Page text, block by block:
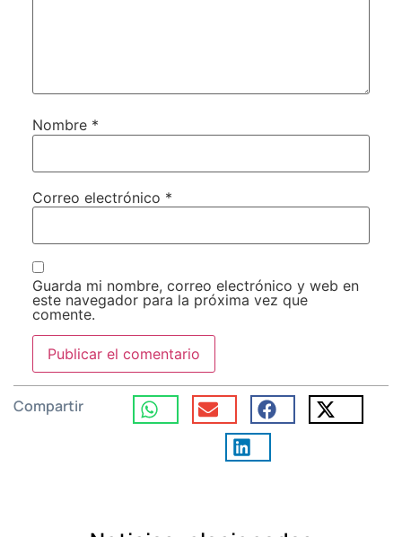
Nombre *
Correo electrónico *
Guarda mi nombre, correo electrónico y web en
este navegador para la próxima vez que
comente.
Compartir